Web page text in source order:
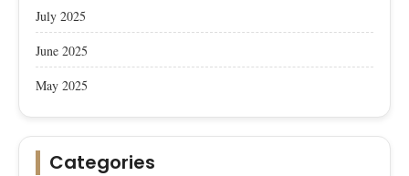
July 2025
June 2025
May 2025
Categories